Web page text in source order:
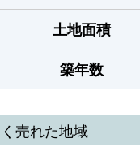
土地面積
築年数
売れた地域